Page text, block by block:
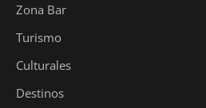
Zona Bar
Turismo
Culturales
Destinos